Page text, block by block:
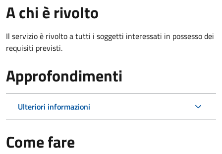
A chi è rivolto
Il servizio è rivolto a tutti i soggetti interessati in possesso dei
requisiti previsti.
Approfondimenti
Ulteriori informazioni
Come fare